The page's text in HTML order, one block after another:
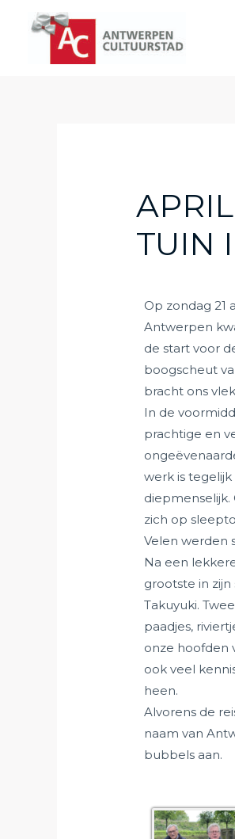
TUIN
Op zondag 21
Antwerpen
de start voor
boogscheut
bracht ons
In de
prachtige en
werk is
zich op
Velen werden
Na een
grootste in
Takuyuki.
paadjes,
onze hoofden
ook veel
heen.
Alvorens de
naam van
bubbels aan.